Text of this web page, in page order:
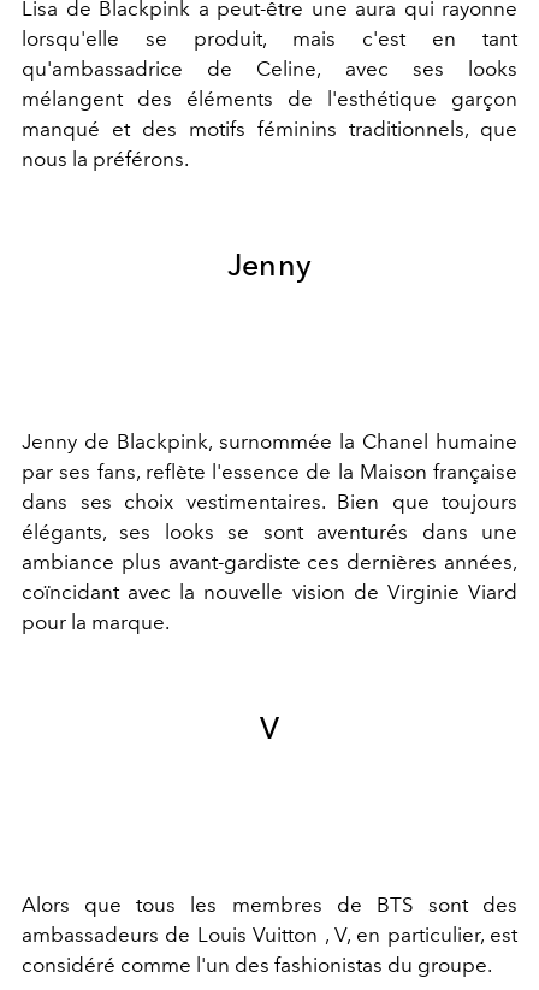
Lisa de Blackpink a peut-être une aura qui rayonne
lorsqu'elle se produit, mais c'est en tant
qu'ambassadrice de Celine, avec ses looks
mélangent des éléments de l'esthétique garçon
manqué et des motifs féminins traditionnels, que
nous la préférons.
Jenny
Jenny de Blackpink, surnommée la Chanel humaine
par ses fans, reflète l'essence de la Maison française
dans ses choix vestimentaires. Bien que toujours
élégants, ses looks se sont aventurés dans une
ambiance plus avant-gardiste ces dernières années,
coïncidant avec la nouvelle vision de Virginie Viard
pour la marque.
V
Alors que tous les membres de BTS sont des
ambassadeurs de Louis Vuitton , V, en particulier, est
considéré comme l'un des fashionistas du groupe.